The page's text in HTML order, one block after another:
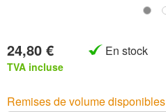
24,80 € En stock
TVA incluse
Remises de volume disponibles